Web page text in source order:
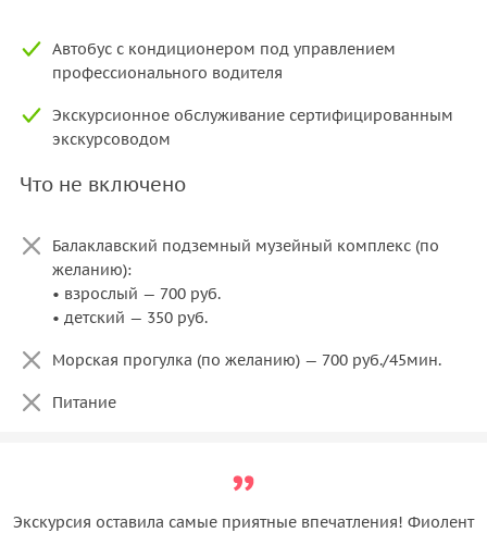
Автобус с кондиционером под управлением
профессионального водителя
Экскурсионное обслуживание сертифицированным
экскурсоводом
Что не включено
Балаклавский подземный музейный комплекс (по
желанию):
• взрослый — 700 руб.
• детский — 350 руб.
Морская прогулка (по желанию) — 700 руб./45мин.
Питание
Экскурсия оставила самые приятные впечатления! Фиолент